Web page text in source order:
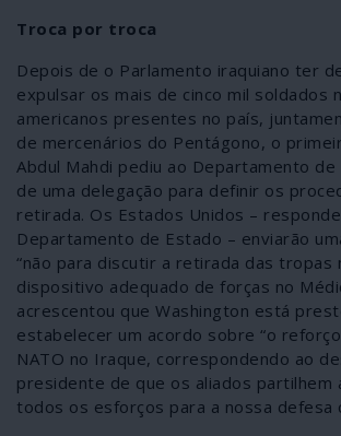
Troca por troca
Depois de o Parlamento iraquiano ter
expulsar os mais de cinco mil soldados
americanos presentes no país,
de mercenários do Pentágono, o
Abdul Mahdi pediu ao Departamento
de uma delegação para definir os
retirada. Os Estados Unidos –
Departamento de Estado – enviarão
“não para discutir a retirada das tropas
dispositivo adequado de forças no
acrescentou que Washington está
estabelecer um acordo sobre “o
NATO no Iraque, correspondendo ao
presidente de que os aliados partilhem
todos os esforços para a nossa defesa